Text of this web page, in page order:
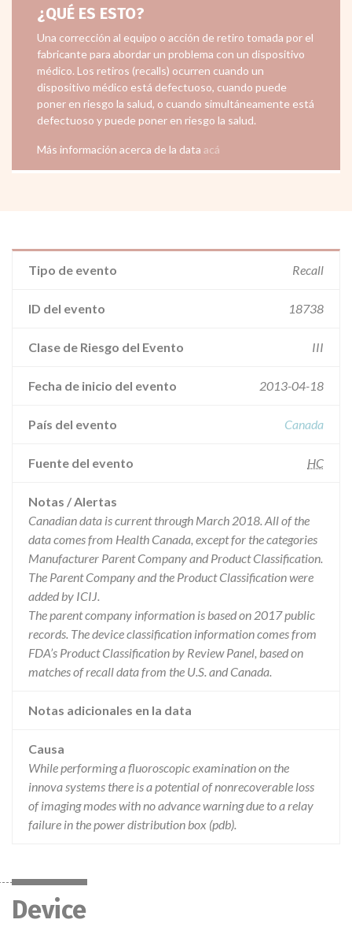
¿QUÉ ES ESTO?
Una corrección al equipo o acción de retiro tomada por el
fabricante para abordar un problema con un dispositivo
médico. Los retiros (recalls) ocurren cuando un
dispositivo médico está defectuoso, cuando puede
poner en riesgo la salud, o cuando simultáneamente está
defectuoso y puede poner en riesgo la salud.
Más información acerca de la data acá
Tipo de evento Recall
ID del evento 18738
Clase de Riesgo del Evento III
Fecha de inicio del evento 2013-04-18
País del evento Canada
Fuente del evento HC
Notas / Alertas
Canadian data is current through March 2018. All of the
data comes from Health Canada, except for the categories
Manufacturer Parent Company and Product Classification.
The Parent Company and the Product Classification were
added by ICIJ.
The parent company information is based on 2017 public
records. The device classification information comes from
FDA’s Product Classification by Review Panel, based on
matches of recall data from the U.S. and Canada.
Notas adicionales en la data
Causa
While performing a fluoroscopic examination on the
innova systems there is a potential of nonrecoverable loss
of imaging modes with no advance warning due to a relay
failure in the power distribution box (pdb).
Device